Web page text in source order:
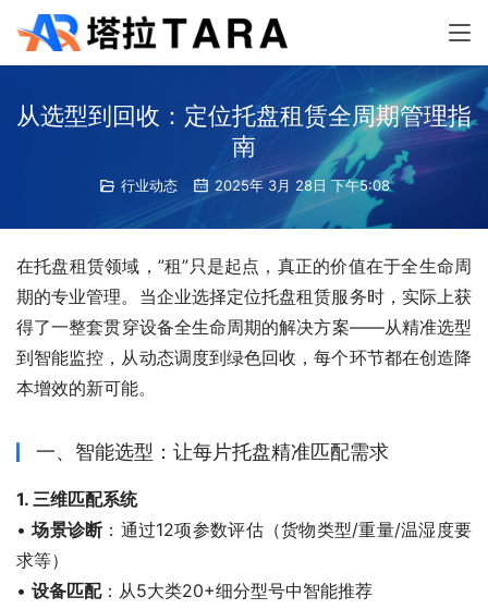
从选型到回收：定位托盘租赁全周期管理指
南
行业动态 2025年 3月 28日 下午5:08
在托盘租赁领域，”租”只是起点，真正的价值在于全生命周
期的专业管理。当企业选择定位托盘租赁服务时，实际上获
得了一整套贯穿设备全生命周期的解决方案——从精准选型
到智能监控，从动态调度到绿色回收，每个环节都在创造降
本增效的新可能。
一、智能选型：让每片托盘精准匹配需求
1. 三维匹配系统
• 场景诊断 ：通过12项参数评估（货物类型/重量/温湿度要
求等）
• 设备匹配：从5大类20+细分型号中智能推荐